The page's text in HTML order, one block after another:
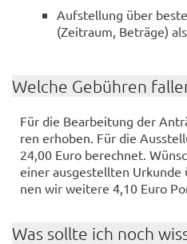
Auf­stel­lung über
(Zeit­raum, Be­trä­ge)
Wel­che Ge­büh­ren
Für die Be­ar­bei­tung der
ren er­ho­ben. Für die
24,00 Euro be­rech­net.
einer aus­ge­stell­ten
nen wir wei­te­re 4,10 Euro
Was soll­te ich noch